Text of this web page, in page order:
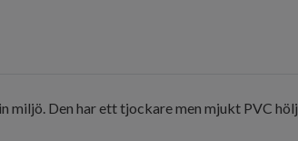
miljö. Den har ett tjockare men mjukt PVC